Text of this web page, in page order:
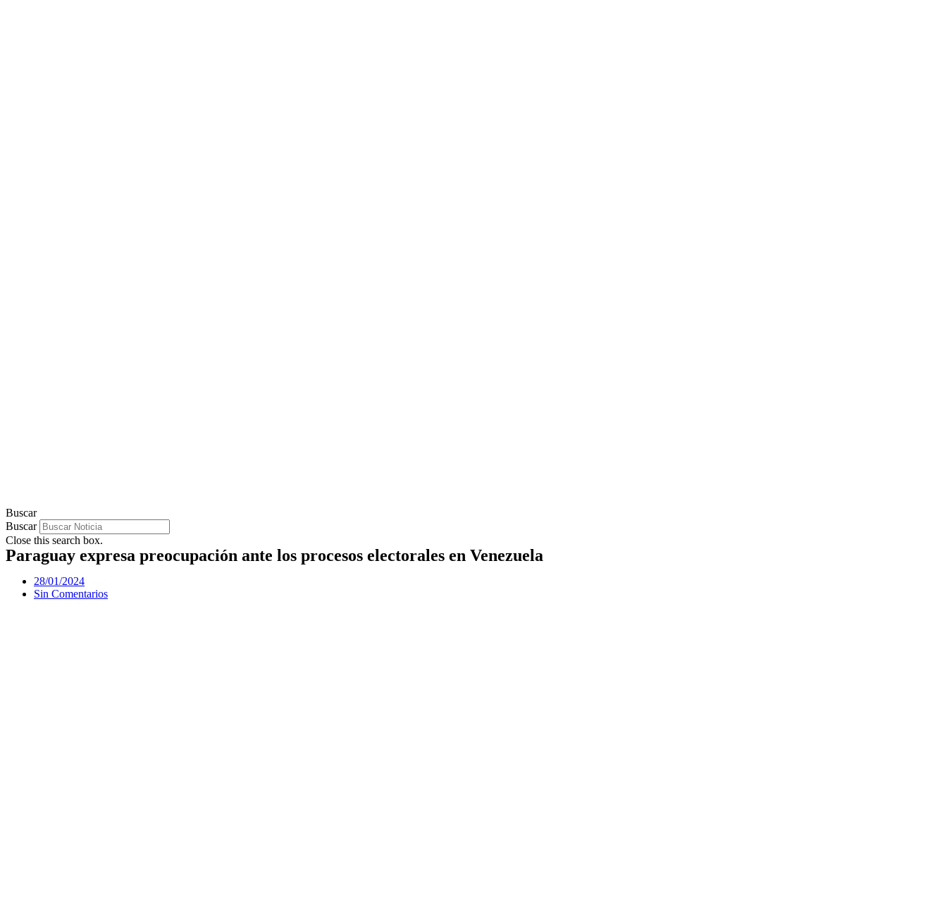
Buscar
Buscar
Close this search box.
Paraguay expresa preocupación ante los procesos electorales en Venezuela
28/01/2024
Sin Comentarios